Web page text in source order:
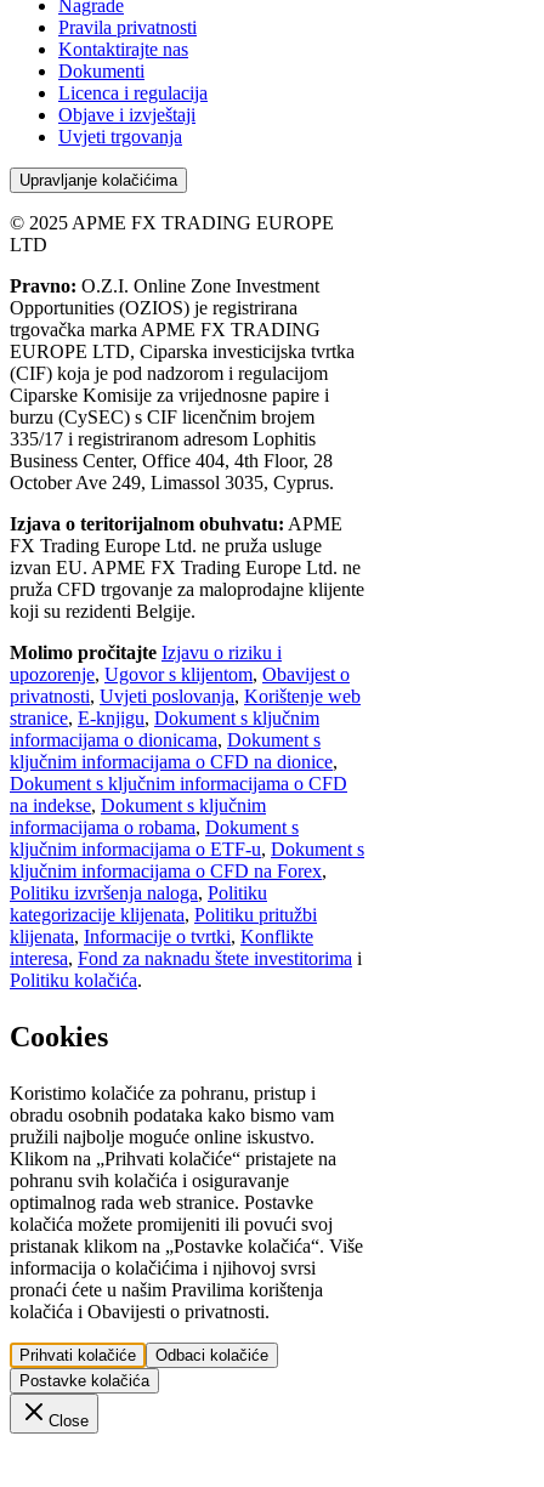
Nagrade
Pravila privatnosti
Kontaktirajte nas
Dokumenti
Licenca i regulacija
Objave i izvještaji
Uvjeti trgovanja
Upravljanje kolačićima
© 2025 APME FX TRADING EUROPE
LTD
Pravno: O.Z.I. Online Zone Investment
Opportunities (OZIOS) je registrirana
trgovačka marka APME FX TRADING
EUROPE LTD, Ciparska investicijska tvrtka
(CIF) koja je pod nadzorom i regulacijom
Ciparske Komisije za vrijednosne papire i
burzu (CySEC) s CIF licenčnim brojem
335/17 i registriranom adresom Lophitis
Business Center, Office 404, 4th Floor, 28
October Ave 249, Limassol 3035, Cyprus.
Izjava o teritorijalnom obuhvatu: APME
FX Trading Europe Ltd. ne pruža usluge
izvan EU. APME FX Trading Europe Ltd. ne
pruža CFD trgovanje za maloprodajne klijente
koji su rezidenti Belgije.
Molimo pročitajte Izjavu o riziku i
upozorenje, Ugovor s klijentom, Obavijest o
privatnosti, Uvjeti poslovanja, Korištenje web
stranice, E-knjigu, Dokument s ključnim
informacijama o dionicama, Dokument s
ključnim informacijama o CFD na dionice,
Dokument s ključnim informacijama o CFD
na indekse, Dokument s ključnim
informacijama o robama, Dokument s
ključnim informacijama o ETF-u, Dokument s
ključnim informacijama o CFD na Forex,
Politiku izvršenja naloga, Politiku
kategorizacije klijenata, Politiku pritužbi
klijenata, Informacije o tvrtki, Konflikte
interesa, Fond za naknadu štete investitorima i
Politiku kolačića.
Cookies
Koristimo kolačiće za pohranu, pristup i
obradu osobnih podataka kako bismo vam
pružili najbolje moguće online iskustvo.
Klikom na „Prihvati kolačiće“ pristajete na
pohranu svih kolačića i osiguravanje
optimalnog rada web stranice. Postavke
kolačića možete promijeniti ili povući svoj
pristanak klikom na „Postavke kolačića“. Više
informacija o kolačićima i njihovoj svrsi
pronaći ćete u našim Pravilima korištenja
kolačića i Obavijesti o privatnosti.
Prihvati kolačiće
Odbaci kolačiće
Postavke kolačića
Close